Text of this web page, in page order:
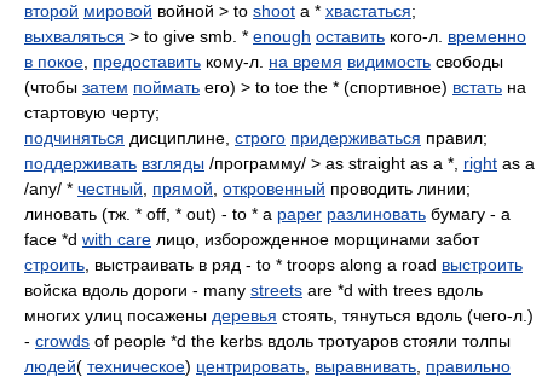
второй мировой войной > to shoot a * хвастаться;
выхваляться > to give smb. * enough оставить кого-л. временно
в покое предоставить кому-л. на время видимость свободы
(чтобы затем поймать его) > to toe the * (спортивное) встать на
стартовую черту;
подчиняться дисциплине, строго придерживаться правил;
поддерживать взгляды /программу/ > as straight as a *, right as a
/any/ * честный прямой откровенный проводить линии;
линовать (тж. * off, * out) - to * a paper разлиновать бумагу - a
face *d with care лицо, изборожденное морщинами забот
строить , выстраивать в ряд - to * troops along a road выстроить
войска вдоль дороги - many streets are *d with trees вдоль
многих улиц посажены деревья стоять, тянуться вдоль (чего-л.)
- crowds of people *d the kerbs вдоль тротуаров стояли толпы
людей( техническое) центрировать выравнивать правильно